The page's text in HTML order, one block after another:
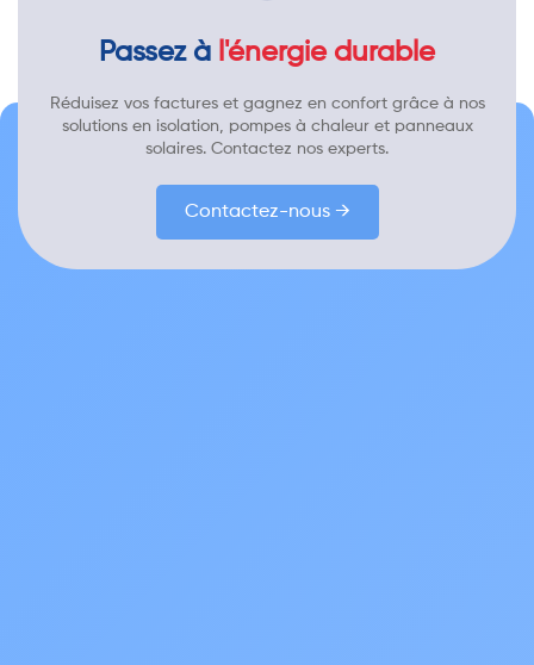
Passez à l'énergie durable
Réduisez vos factures et gagnez en confort grâce à nos
solutions en isolation, pompes à chaleur et panneaux
solaires. Contactez nos experts.
Contactez-nous →